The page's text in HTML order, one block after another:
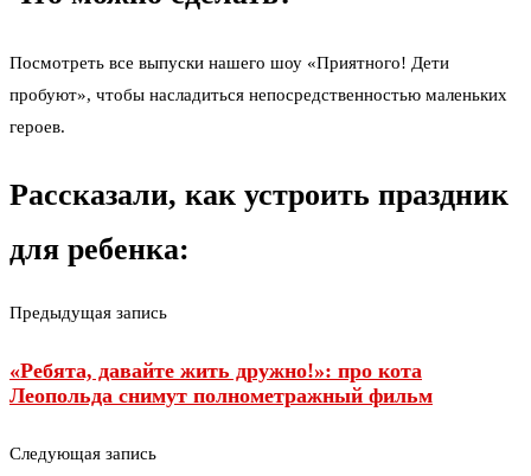
Посмотреть все выпуски нашего шоу «Приятного! Дети
пробуют», чтобы насладиться непосредственностью маленьких
героев.
Рассказали, как устроить праздник
для ребенка:
Предыдущая запись
«Ребята, давайте жить дружно!»: про кота
Леопольда снимут полнометражный фильм
Следующая запись